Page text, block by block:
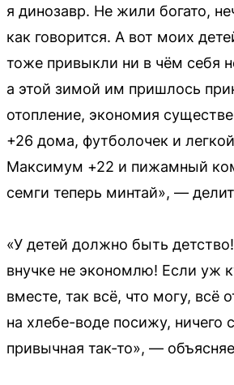
я динозавр. Не жили богато,
как говорится. А вот моих
тоже привыкли ни в чём себя
а этой зимой им пришлось
отопление, экономия
+26 дома, футболочек и
Максимум +22 и пижамный
семги теперь минтай», —
«У детей должно быть
внучке не экономлю! Если уж
вместе, так всё, что могу, всё
на хлебе-воде посижу, ничего
привычная так-то», —